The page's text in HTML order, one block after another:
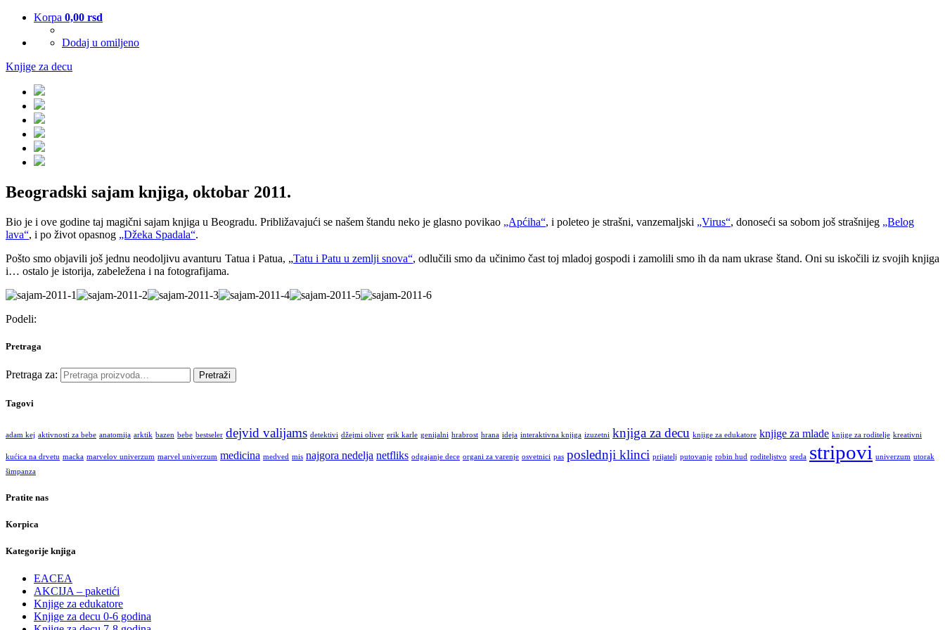
Korpa 0,00 rsd
Dodaj u omiljeno
Knjige za decu
Beogradski sajam knjiga, oktobar 2011.
Bio je i ove godine taj magični sajam knjiga u Beogradu. Približavajući se našem štandu neko je glasno povikao „Apćiha“, i poleteo je strašni, vanzemaljski „Virus“, donoseći sa sobom još strašnijeg „Belog
lava“, i po život opasnog „Džeka Spadala“.
Pošto smo objavili još jednu neodoljivu avanturu Tatua i Patua, „Tatu i Patu u zemlji snova“, odlučili smo da učinimo čast toj mladoj gospodi i zamolili smo ih da nam ukrase štand. Oni su iskočili iz svojih knjiga
i… ostalo je istorija, zabeležena i na fotografijama.
Podeli:
Pretraga
Pretraga za: Pretraži
Tagovi
adam kej aktivnosti za bebe anatomija arktik bazen bebe bestseler dejvid valijams detektivi džejmi oliver erik karle genijalni hrabrost hrana ideja interaktivna knjiga izuzetni knjiga za decu knjige za edukatore knjige za mlade knjige za roditelje kreativni
kućica na drvetu macka marvelov univerzum marvel univerzum medicina medved mis najgora nedelja netfliks odgajanje dece organi za varenje osvetnici pas poslednji klinci prijatelj putovanje robin hud roditeljstvo sreda stripovi univerzum utorak
šimpanza
Pratite nas
Korpica
Kategorije knjiga
EACEA
AKCIJA – paketići
Knjige za edukatore
Knjige za decu 0-6 godina